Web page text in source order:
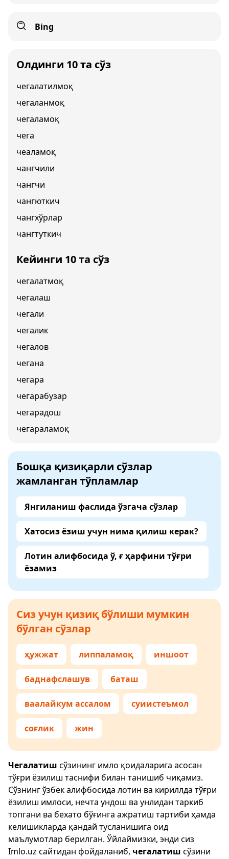
Bing
Олдинги 10 та сўз
чегалатилмоқ
чегаланмоқ
чегаламоқ
чега
чеаламоқ
чангчили
чангчи
чангюткич
чангхўрлар
чангтуткич
Кейинги 10 та сўз
чегалатмоқ
чегалаш
чегали
чегалик
чегалов
чегана
чегара
чегарабузар
чегарадош
чегараламоқ
Бошқа қизиқарли сўзлар
жамланган тўпламлар
Янгиланиш фаслида ўзгача сўзлар
Хатосиз ёзиш учун нима қилиш керак?
Лотин алифбосида ў, ғ ҳарфини тўғри
ёзамиз
Сиз учун қизиқ бўлиши мумкин
бўлган сўзлар
ҳужжат липпаламоқ иншоот
баднафслашув баташ
ваалайкум ассалом суиистеъмол
соғлик жин
Чегалатиш сўзининг имло қоидаларига асосан
тўғри ёзилиш таснифи билан танишиб чиқамиз.
Сўзнинг ўзбек алифбосида лотин ва кириллда тўғри
ёзилиш имлоси, нечта ундош ва унлидан таркиб
топгани ва бехато бўғинга ажратиш тартиби ҳамда
келишикларда қандай тусланишига оид
маълумотлар берилган. Ўйлаймизки, энди сиз
Imlo.uz сайтидан фойдаланиб, чегалатиш сўзини